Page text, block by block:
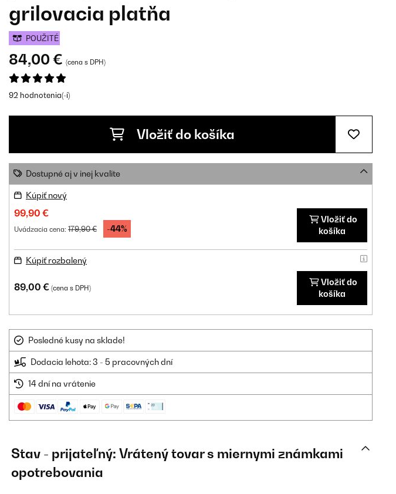
grilovacia platňa
POUŽITÉ
84,00 € (cena s DPH)
92 hodnotenia(-í)
Vložiť do košíka
Dostupné aj v inej kvalite
Kúpiť nový
99,90 €
Uvádzacia cena: 179,90 € -44%
Vložiť do
košíka
Kúpiť rozbalený
89,00 € (cena s DPH)
Vložiť do
košíka
Posledné kusy na sklade!
Dodacia lehota: 3 - 5 pracovných dní
14 dní na vrátenie
Stav - prijateľný: Vrátený tovar s miernymi známkami
opotrebovania